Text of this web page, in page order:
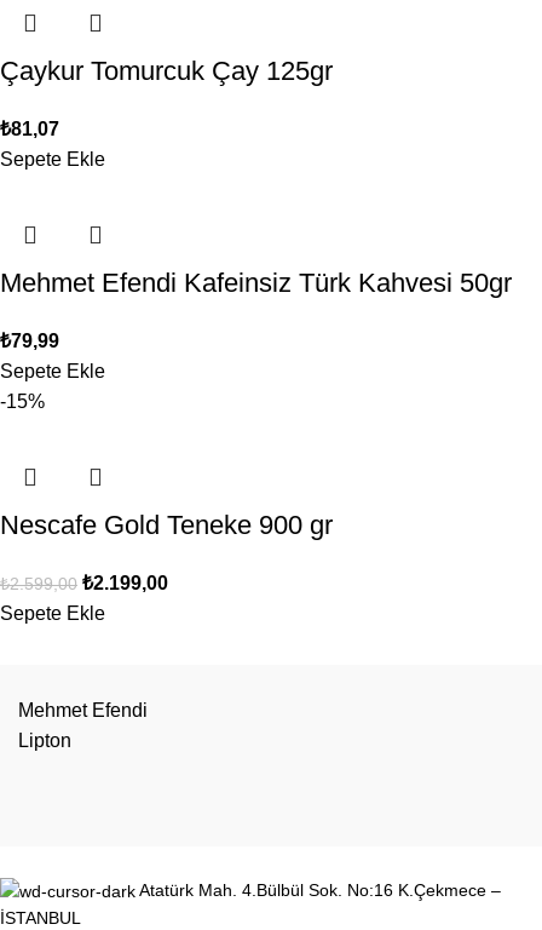
Çaykur Tomurcuk Çay 125gr
₺81,07
Sepete Ekle
Mehmet Efendi Kafeinsiz Türk Kahvesi 50gr
₺79,99
Sepete Ekle
-15%
Nescafe Gold Teneke 900 gr
₺2.599,00 ₺2.199,00
Sepete Ekle
Mehmet Efendi
Lipton
Atatürk Mah. 4.Bülbül Sok. No:16 K.Çekmece –
İSTANBUL